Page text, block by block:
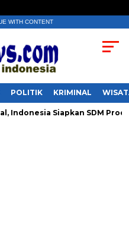
WITH CONTENT
POLITIK KRIMINAL
Siapkan SDM